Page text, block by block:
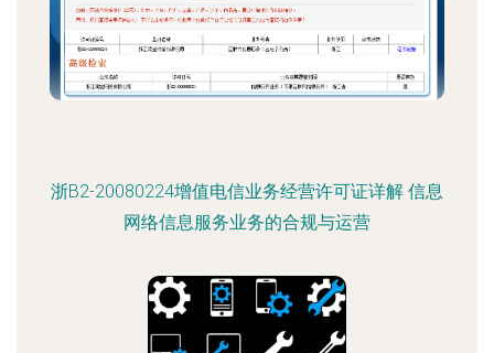
浙B2-20080224增值电信业务经营许可证详解 信息
网络信息服务业务的合规与运营